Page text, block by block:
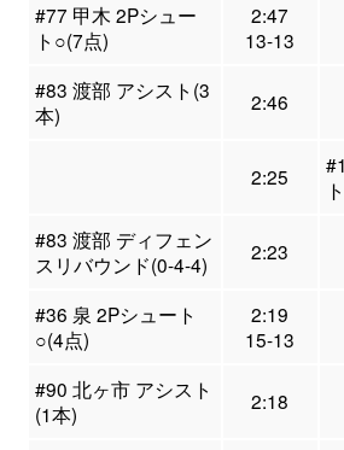
#77 甲木 2Pシュー
ト○(7点)
2:47
13-13
#83 渡部 アシスト(3
本)
2:46
2:25
#83 渡部 ディフェン
スリバウンド(0-4-4)
2:23
#36 泉 2Pシュート
○(4点)
2:19
15-13
#90 北ヶ市 アシスト
(1本)
2:18